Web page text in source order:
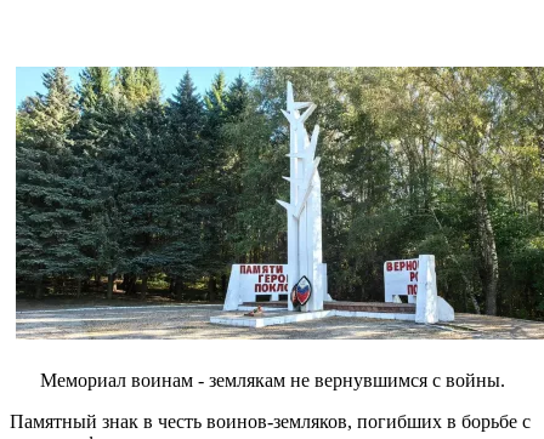
Мемориал воинам - землякам не вернувшимся с войны.
Памятный знак в честь воинов-земляков, погибших в борьбе с